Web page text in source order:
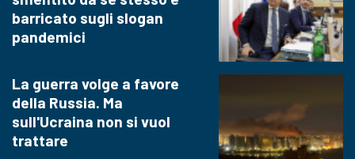
barricato sugli slogan
pandemici
La guerra volge a favore
della Russia. Ma
sull'Ucraina non si vuol
trattare